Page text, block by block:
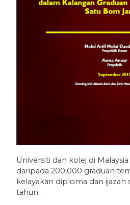
Universiti dan kolej di
daripada 200,000 graduan
kelayakan diploma dan ijazah
tahun.